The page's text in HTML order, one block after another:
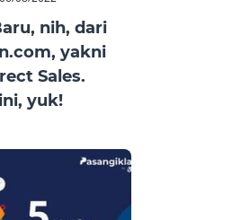
nih, dari
yakni
Sales.
yuk!